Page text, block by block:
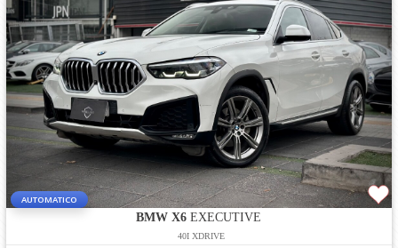
AUTOMATICO
BMW X6 EXECUTIVE
40I XDRIVE